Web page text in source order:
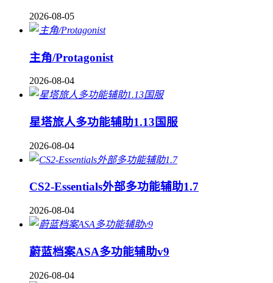
2026-08-05
主角/Protagonist
2026-08-04
星塔旅人多功能辅助1.13国服
2026-08-04
CS2-Essentials外部多功能辅助1.7
2026-08-04
蔚蓝档案ASA多功能辅助v9
2026-08-04